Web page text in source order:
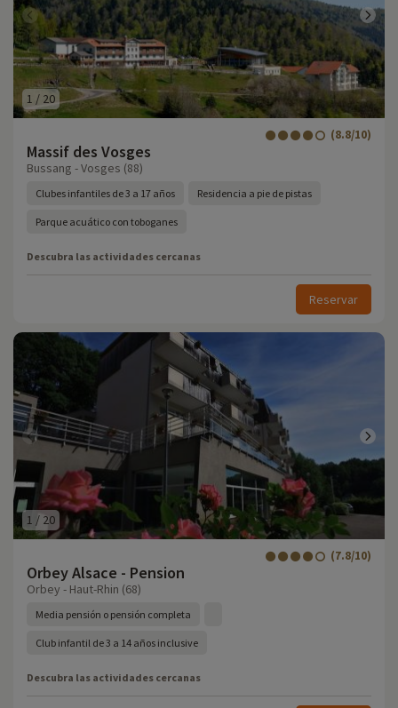
1 / 20
Massif des Vosges
(8.8/10)
Bussang - Vosges (88)
Clubes infantiles de 3 a 17 años Residencia a pie de pistas
Parque acuático con toboganes
Descubra las actividades cercanas
Reservar
1 / 20
Orbey Alsace - Pension
(7.8/10)
Orbey - Haut-Rhin (68)
Media pensión o pensión completa
Club infantil de 3 a 14 años inclusive
Descubra las actividades cercanas